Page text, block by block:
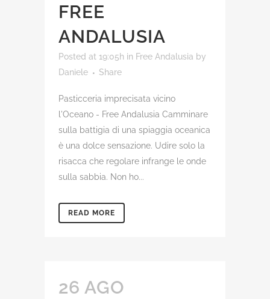
FREE
ANDALUSIA
Posted at 19:05h in Free Andalusia by
Daniele
Share
Pasticceria imprecisata vicino
l'Oceano - Free Andalusia Camminare
sulla battigia di una spiaggia oceanica
è una dolce sensazione. Udire solo la
risacca che regolare infrange le onde
sulla sabbia. Non ho...
READ MORE
26 AGO